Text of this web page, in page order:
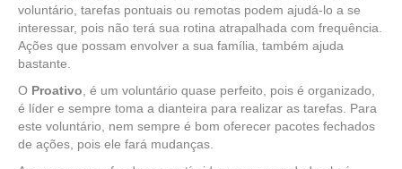
voluntário, tarefas pontuais ou remotas podem ajudá-lo a se
interessar, pois não terá sua rotina atrapalhada com frequência.
Ações que possam envolver a sua família, também ajuda
bastante.
O Proativo , é um voluntário quase perfeito, pois é organizado,
é líder e sempre toma a dianteira para realizar as tarefas. Para
este voluntário, nem sempre é bom oferecer pacotes fechados
de ações, pois ele fará mudanças.